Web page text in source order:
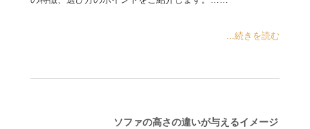
...続きを読む
ソファの高さの違いが与えるイメージ